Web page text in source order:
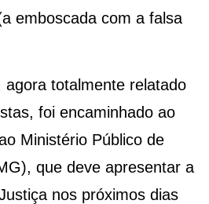
emboscada com a falsa
agora totalmente relatado
foi encaminhado ao
Ministério Público de
que deve apresentar a
nos próximos dias